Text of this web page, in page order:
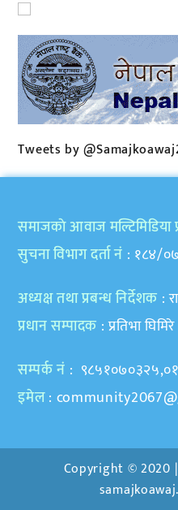
Tweets by
समाजकाे आवाज मल्टिमिडिया
सुचना विभाग दर्ता नं : १८४/
अध्यक्ष तथा प्रबन्ध निर्देशक :
प्रधान सम्पादक : प्रतिभा
सम्पर्क नं :
इमेल:
Copyright © 2020